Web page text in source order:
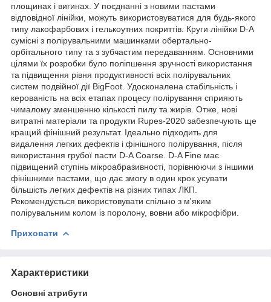
площинах і вигинах. У поєднанні з новими пастами
відповідної лінійки, можуть використовуватися для будь-якого
типу лакофарбових і гелькоутних покриттів. Круги лінійки D-A
сумісні з полірувальними машинками обертально-
орбітального типу та з зубчастим передаванням. Основними
цілями їх розробки було поліпшення зручності використання
та підвищення рівня продуктивності всіх полірувальних
систем подвійної дії BigFoot. Удосконалена стабільність і
керованість на всіх етапах процесу полірування сприяють
чималому зменшенню кількості пилу та жирів. Отже, нові
витратні матеріали та продукти Rupes-2020 забезпечують ще
кращий фінішний результат. Ідеально підходить для
видалення легких дефектів і фінішного полірування, після
використання грубої пасти D-A Coarse. D-A Fine має
підвищений ступінь мікроабразивності, порівнюючи з іншими
фінішними пастами, що дає змогу в один крок усувати
більшість легких дефектів на різних типах ЛКП.
Рекомендується використовувати спільно з м'яким
полірувальним колом із поролону, вовни або мікрофібри.
Приховати
Характеристики
Основні атрибути